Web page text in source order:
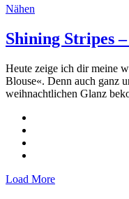
Nähen
Shining Stripes
Heute zeige ich dir meine
Blouse«. Denn auch ganz
weihnachtlichen Glanz
Load More